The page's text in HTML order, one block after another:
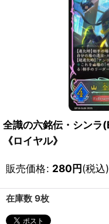
全識の六銘伝・シン
《ロイヤル》
販売価格: 280円(税込)
在庫数 9枚